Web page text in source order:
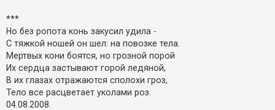
г
а
***
Но без ропота конь закусил удила -
С тяжкой ношей он шел: на повозке тела.
Мертвых кони боятся, но грозной порой
Их сердца застывают горой ледяной,
В их глазах отражаются сполохи гроз,
Тело все расцветает уколами роз.
04.08.2008.